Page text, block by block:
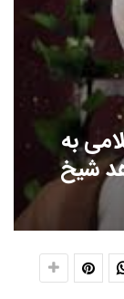
به
شیخ